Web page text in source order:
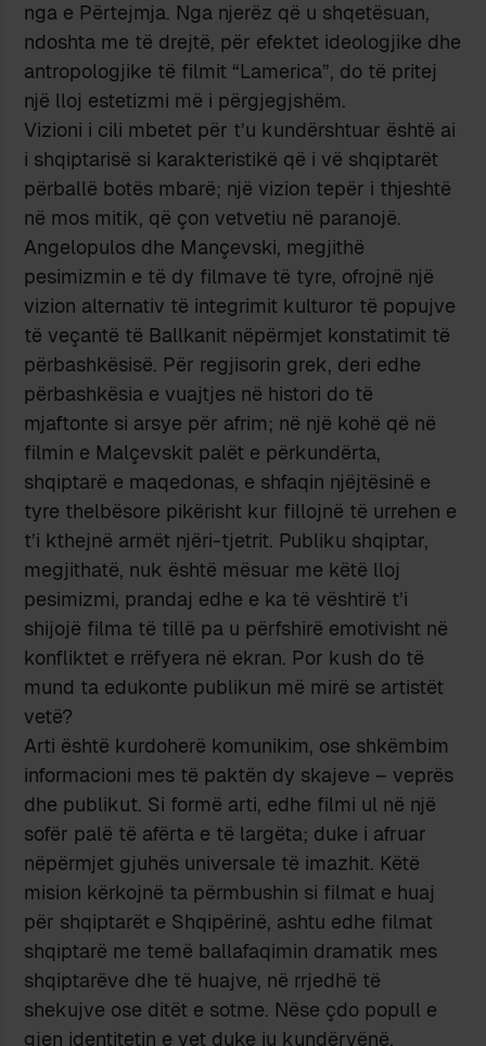
nga e Përtejmja. Nga njerëz që u shqetësuan,
ndoshta me të drejtë, për efektet ideologjike dhe
antropologjike të filmit “Lamerica”, do të pritej
një lloj estetizmi më i përgjegjshëm.
Vizioni i cili mbetet për t’u kundërshtuar është ai
i shqiptarisë si karakteristikë që i vë shqiptarët
përballë botës mbarë; një vizion tepër i thjeshtë
në mos mitik, që çon vetvetiu në paranojë.
Angelopulos dhe Mançevski, megjithë
pesimizmin e të dy filmave të tyre, ofrojnë një
vizion alternativ të integrimit kulturor të popujve
të veçantë të Ballkanit nëpërmjet konstatimit të
përbashkësisë. Për regjisorin grek, deri edhe
përbashkësia e vuajtjes në histori do të
mjaftonte si arsye për afrim; në një kohë që në
filmin e Malçevskit palët e përkundërta,
shqiptarë e maqedonas, e shfaqin njëjtësinë e
tyre thelbësore pikërisht kur fillojnë të urrehen e
t’i kthejnë armët njëri-tjetrit. Publiku shqiptar,
megjithatë, nuk është mësuar me këtë lloj
pesimizmi, prandaj edhe e ka të vështirë t’i
shijojë filma të tillë pa u përfshirë emotivisht në
konfliktet e rrëfyera në ekran. Por kush do të
mund ta edukonte publikun më mirë se artistët
vetë?
Arti është kurdoherë komunikim, ose shkëmbim
informacioni mes të paktën dy skajeve – veprës
dhe publikut. Si formë arti, edhe filmi ul në një
sofër palë të afërta e të largëta; duke i afruar
nëpërmjet gjuhës universale të imazhit. Këtë
mision kërkojnë ta përmbushin si filmat e huaj
për shqiptarët e Shqipërinë, ashtu edhe filmat
shqiptarë me temë ballafaqimin dramatik mes
shqiptarëve dhe të huajve, në rrjedhë të
shekujve ose ditët e sotme. Nëse çdo popull e
gjen identitetin e vet duke iu kundërvënë,